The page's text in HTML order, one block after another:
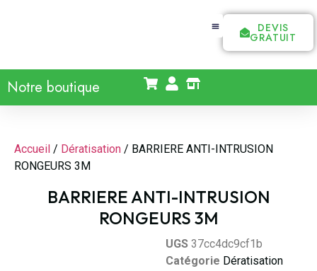
DEVIS
GRATUIT
Notre boutique
Accueil / Dératisation / BARRIERE ANTI-INTRUSION
RONGEURS 3M
BARRIERE ANTI-INTRUSION
RONGEURS 3M
UGS 37cc4dc9cf1b
Catégorie Dératisation